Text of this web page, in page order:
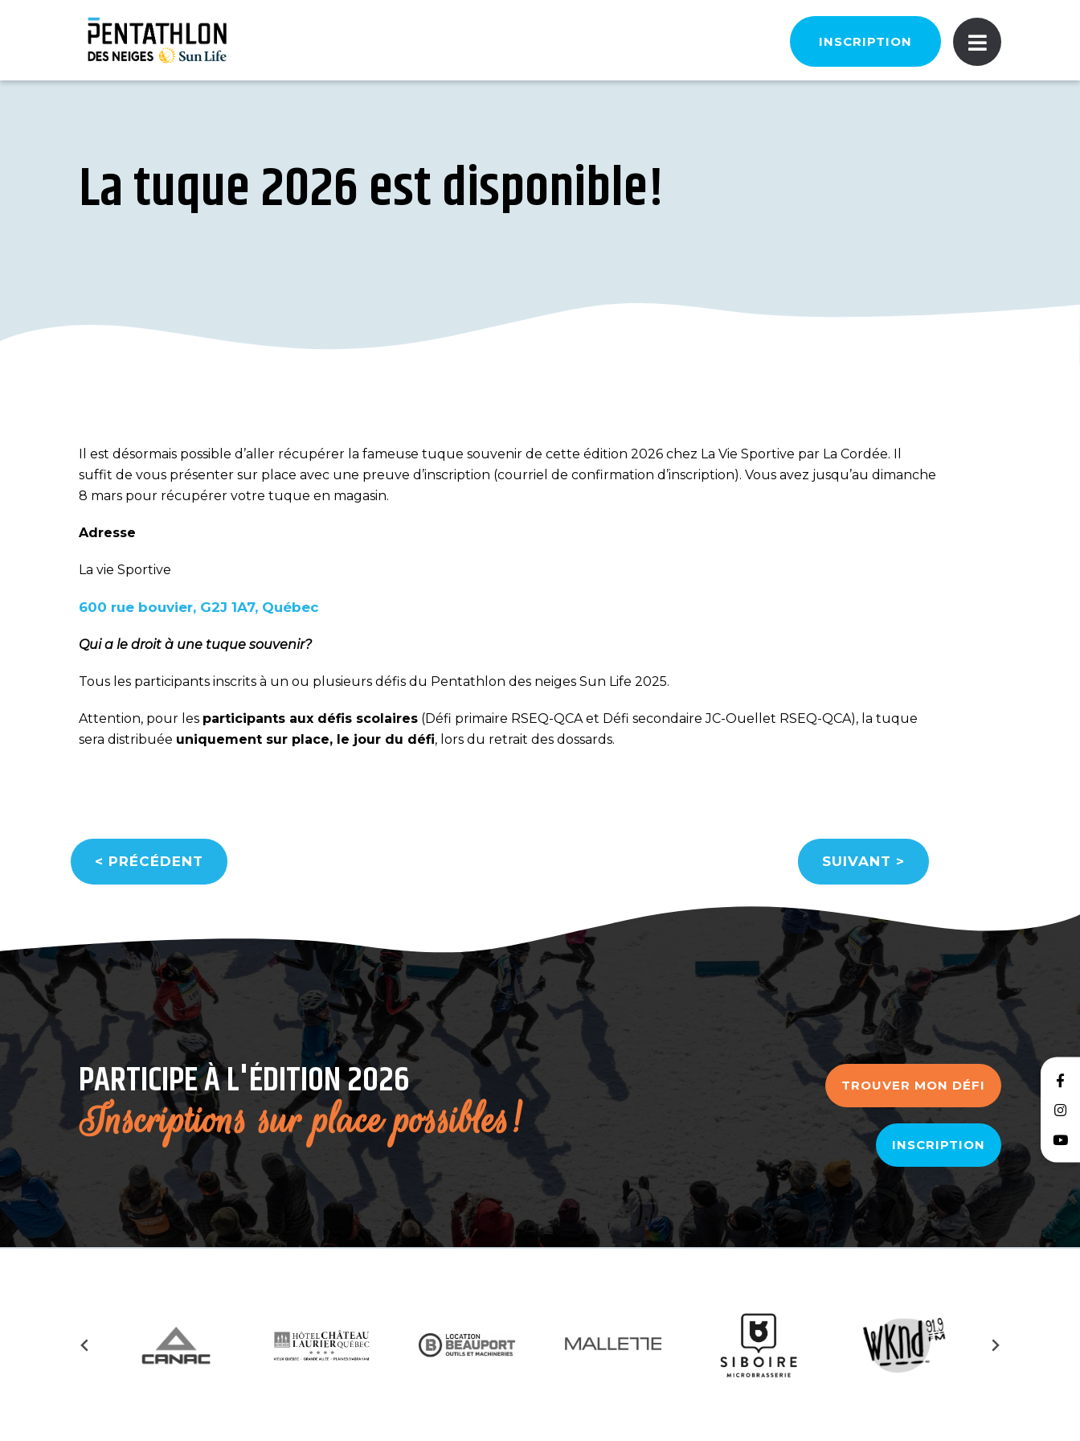
INSCRIPTION
La tuque 2026 est disponible!
Il est désormais possible d’aller récupérer la fameuse tuque souvenir de cette édition 2026 chez La Vie Sportive par La Cordée. Il
suffit de vous présenter sur place avec une preuve d’inscription (courriel de confirmation d’inscription). Vous avez jusqu’au dimanche
8 mars pour récupérer votre tuque en magasin.
Adresse
La vie Sportive
600 rue bouvier, G2J 1A7, Québec
Qui a le droit à une tuque souvenir?
Tous les participants inscrits à un ou plusieurs défis du Pentathlon des neiges Sun Life 2025.
Attention, pour les participants aux défis scolaires (Défi primaire RSEQ-QCA et Défi secondaire JC-Ouellet RSEQ-QCA), la tuque
sera distribuée uniquement sur place, le jour du défi, lors du retrait des dossards.
< PRÉCÉDENT SUIVANT >
PARTICIPE À L'ÉDITION 2026
Inscriptions sur place possibles!
TROUVER MON DÉFI
INSCRIPTION